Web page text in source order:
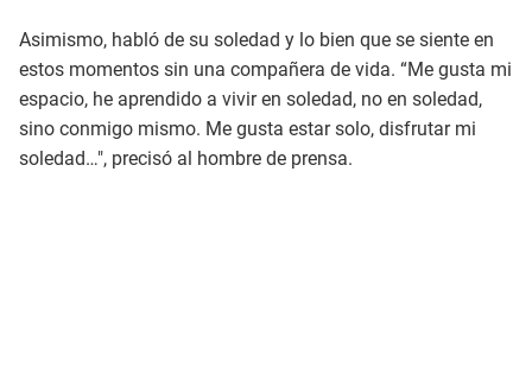
Asimismo, habló de su soledad y lo bien que se siente en
estos momentos sin una compañera de vida. “Me gusta mi
espacio, he aprendido a vivir en soledad, no en soledad,
sino conmigo mismo. Me gusta estar solo, disfrutar mi
soledad…", precisó al hombre de prensa.